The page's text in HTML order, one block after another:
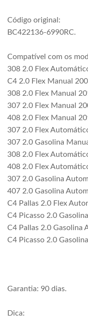
Código original:
BC422136-6990RC.
Compatível com os
308 2.0 Flex
C4 2.0 Flex Manual
308 2.0 Flex Manual
307 2.0 Flex Manual
408 2.0 Flex Manual
307 2.0 Flex
307 2.0 Gasolina
308 2.0 Flex
408 2.0 Flex
307 2.0 Gasolina
407 2.0 Gasolina
C4 Pallas 2.0 Flex
C4 Picasso 2.0
C4 Pallas 2.0 Gasolina
C4 Picasso 2.0
Garantia: 90 dias.
Dica: